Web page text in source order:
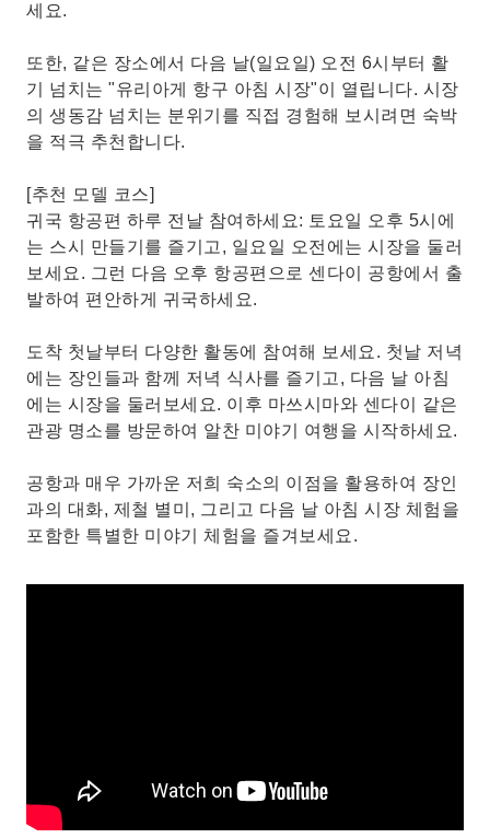
세요.
또한, 같은 장소에서 다음 날(일요일) 오전 6시부터 활
기 넘치는 "유리아게 항구 아침 시장"이 열립니다. 시장
의 생동감 넘치는 분위기를 직접 경험해 보시려면 숙박
을 적극 추천합니다.
[추천 모델 코스]
귀국 항공편 하루 전날 참여하세요: 토요일 오후 5시에
는 스시 만들기를 즐기고, 일요일 오전에는 시장을 둘러
보세요. 그런 다음 오후 항공편으로 센다이 공항에서 출
발하여 편안하게 귀국하세요.
도착 첫날부터 다양한 활동에 참여해 보세요. 첫날 저녁
에는 장인들과 함께 저녁 식사를 즐기고, 다음 날 아침
에는 시장을 둘러보세요. 이후 마쓰시마와 센다이 같은
관광 명소를 방문하여 알찬 미야기 여행을 시작하세요.
공항과 매우 가까운 저희 숙소의 이점을 활용하여 장인
과의 대화, 제철 별미, 그리고 다음 날 아침 시장 체험을
포함한 특별한 미야기 체험을 즐겨보세요.